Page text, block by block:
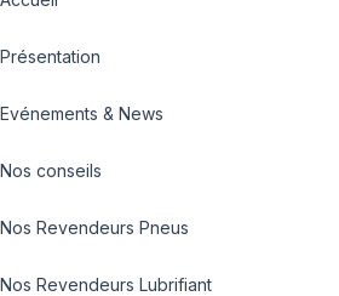
Présentation
Evénements & News
Nos conseils
Nos Revendeurs Pneus
Nos Revendeurs Lubrifiant